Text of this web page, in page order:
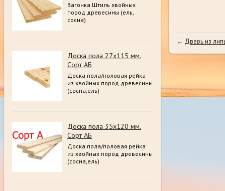
Вагонка Штиль хвойных
пород древесины (ель,
сосна)
Доска пола 27х115 мм.
Сорт АБ
Доска пола/половая рейка
из хвойных пород древесины
(сосна,ель)
Доска пола 35х120 мм.
Сорт АБ
Доска пола/половая рейка
из хвойных пород древесины
(сосна,ель)
← Дверь из